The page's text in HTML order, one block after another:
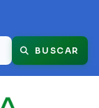
BUSCAR